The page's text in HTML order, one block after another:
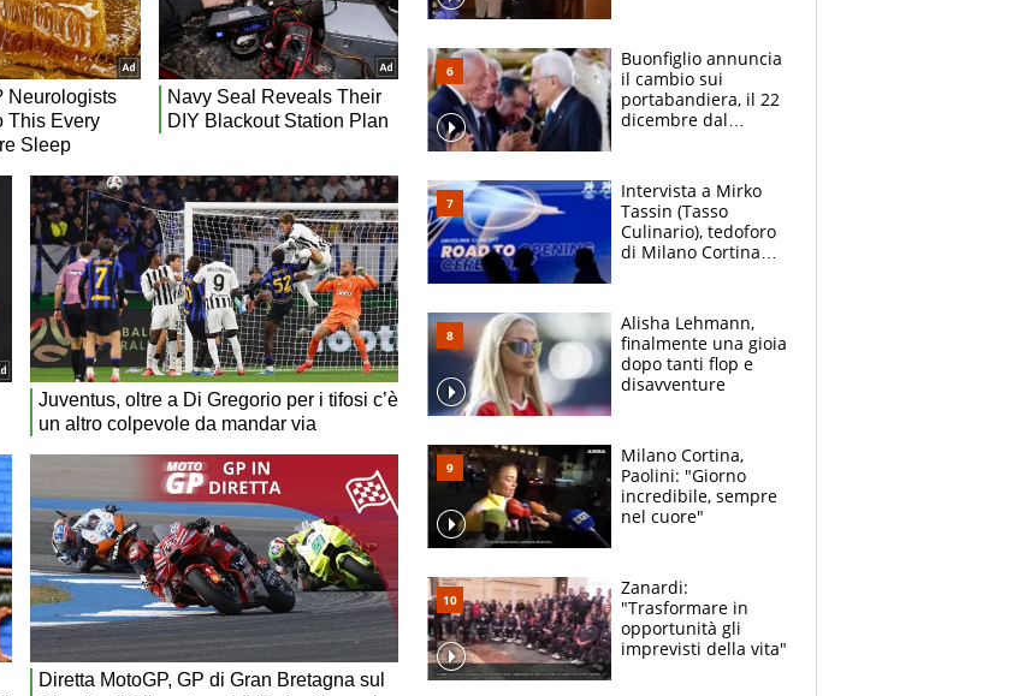
Buonfiglio annuncia
il cambio sui
portabandiera, il 22
dicembre dal
Intervista a Mirko
Tassin (Tasso
Culinario), tedoforo
di Milano Cortina
Alisha Lehmann,
finalmente una gioia
dopo tanti flop e
disavventure
Milano Cortina,
Paolini: "Giorno
incredibile, sempre
nel cuore"
Zanardi:
"Trasformare in
opportunità gli
imprevisti della vita"